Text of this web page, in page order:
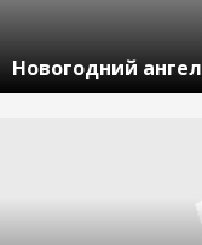
Новогодний ангел